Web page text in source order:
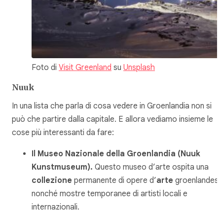
Foto di Visit Greenland su Unsplash
Nuuk
In una lista che parla di cosa vedere in Groenlandia non si
può che partire dalla capitale. E allora vediamo insieme le
cose più interessanti da fare:
Il Museo Nazionale della Groenlandia (Nuuk
Kunstmuseum). Questo museo d’arte ospita una
collezione permanente di opere d’arte
nonché mostre temporanee di artisti locali e
internazionali.